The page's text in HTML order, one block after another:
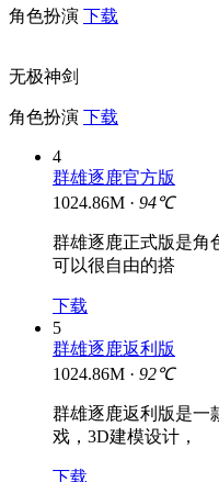
角色扮演 下载
无极神剑
角色扮演 下载
4
群雄逐鹿官方版
1024.86M · 94℃
群雄逐鹿正式版是角
可以很自由的搭
下载
5
群雄逐鹿返利版
1024.86M · 92℃
群雄逐鹿返利版是一
戏，3D建模设计，
下载